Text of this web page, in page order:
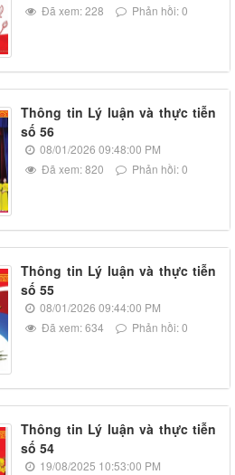
Đã xem: 228
Phản hồi: 0
Thông tin Lý luận và thực tiễn
số 56
08/01/2026 09:48:00 PM
Đã xem: 820
Phản hồi: 0
Thông tin Lý luận và thực tiễn
số 55
08/01/2026 09:44:00 PM
Đã xem: 634
Phản hồi: 0
Thông tin Lý luận và thực tiễn
số 54
19/08/2025 10:53:00 PM